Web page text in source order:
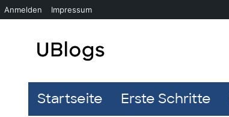
Startseite Erste Schritte
Anmelden Impressum